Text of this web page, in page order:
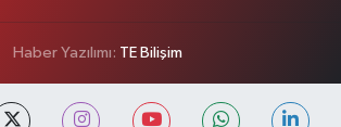
Haber Yazılımı: TE Bilişim